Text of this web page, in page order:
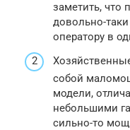
заметить, что
довольно-
оператору в
собой
модели,
небольшими
сильно-то